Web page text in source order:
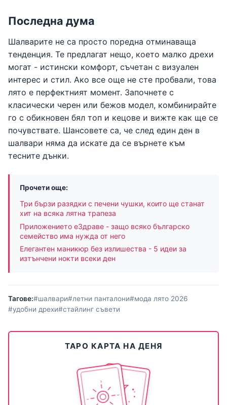
Последна дума
Шалварите не са просто поредна отминаваща
тенденция. Те предлагат нещо, което малко дрехи
могат - истински комфорт, съчетан с визуален
интерес и стил. Ако все още не сте пробвали, това
лято е перфектният момент. Започнете с
класически черен или бежов модел, комбинирайте
го с обикновен бял топ и кецове и вижте как ще се
почувствате. Шансовете са, че след един ден в
шалвари няма да искате да се върнете към
тесните дънки.
Прочети още:
Три бързи разядки с печени чушки, които ще станат
хит на всяка лятна трапеза
Приложението еЗдраве - защо всяко българско
семейство има нужда от него
Елегантен маникюр без излишества - 5 идеи за
изтънчени нокти всеки ден
Тагове:#шалвари#летни панталони#мода лято 2026
#удобни дрехи#стайлинг съвети
ТАРО КАРТА НА ДЕНЯ